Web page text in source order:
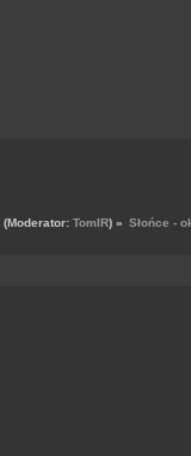
(Moderator:TomIR) » Słońce -